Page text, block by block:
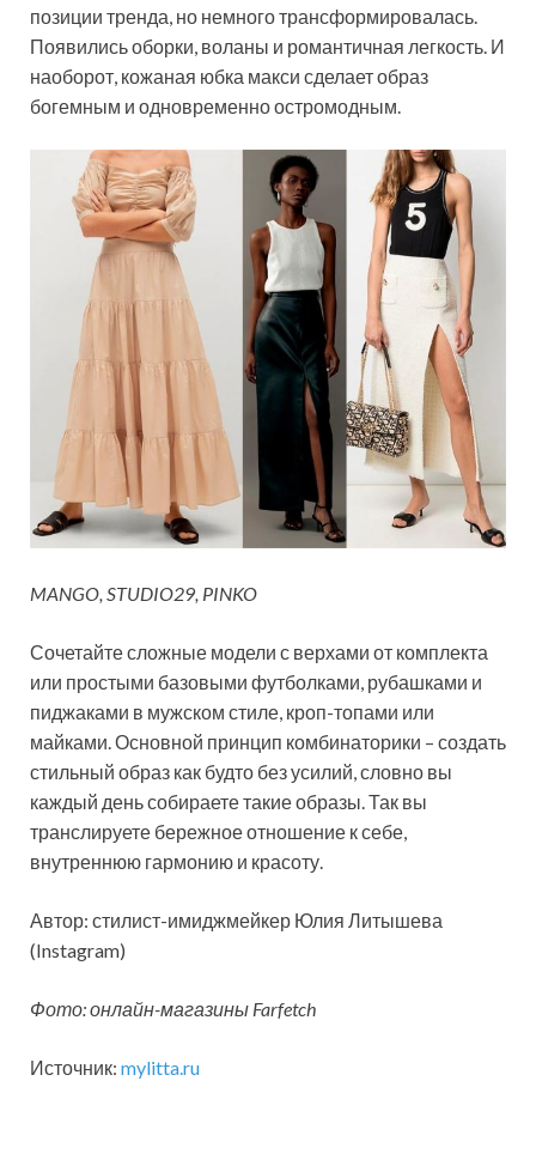
позиции тренда, но немного трансформировалась.
Появились оборки, воланы и романтичная легкость. И
наоборот, кожаная юбка макси сделает образ
богемным и одновременно остромодным.
MANGO, STUDIO29, PINKO
Сочетайте сложные модели с верхами от комплекта
или простыми базовыми футболками, рубашками и
пиджаками в мужском стиле, кроп-топами или
майками. Основной принцип комбинаторики – создать
стильный образ как будто без усилий, словно вы
каждый день собираете такие образы. Так вы
транслируете бережное отношение к себе,
внутреннюю гармонию и красоту.
Автор: стилист-имиджмейкер Юлия Литышева
(Instagram)
Фото: онлайн-магазины Farfetch
Источник: mylitta.ru